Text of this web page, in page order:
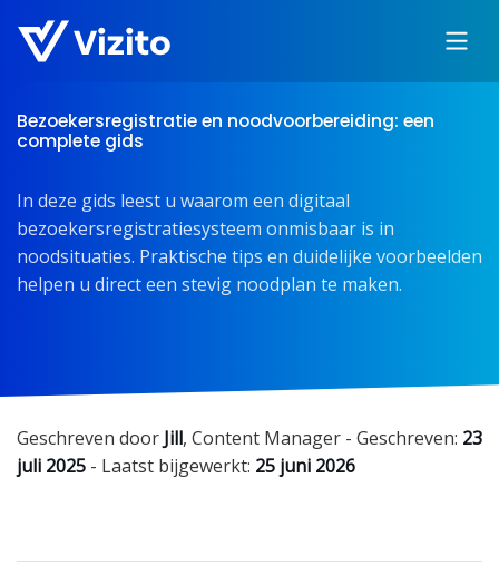
Bezoekersregistratie en noodvoorbereiding: een
complete gids
In deze gids leest u waarom een digitaal
bezoekersregistratiesysteem onmisbaar is in
noodsituaties. Praktische tips en duidelijke voorbeelden
helpen u direct een stevig noodplan te maken.
Geschreven door Jill, Content Manager - Geschreven: 23
juli 2025 - Laatst bijgewerkt: 25 juni 2026